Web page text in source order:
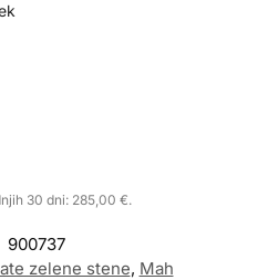
30 dni: 285,00 €.
900737
zelene stene, Mah